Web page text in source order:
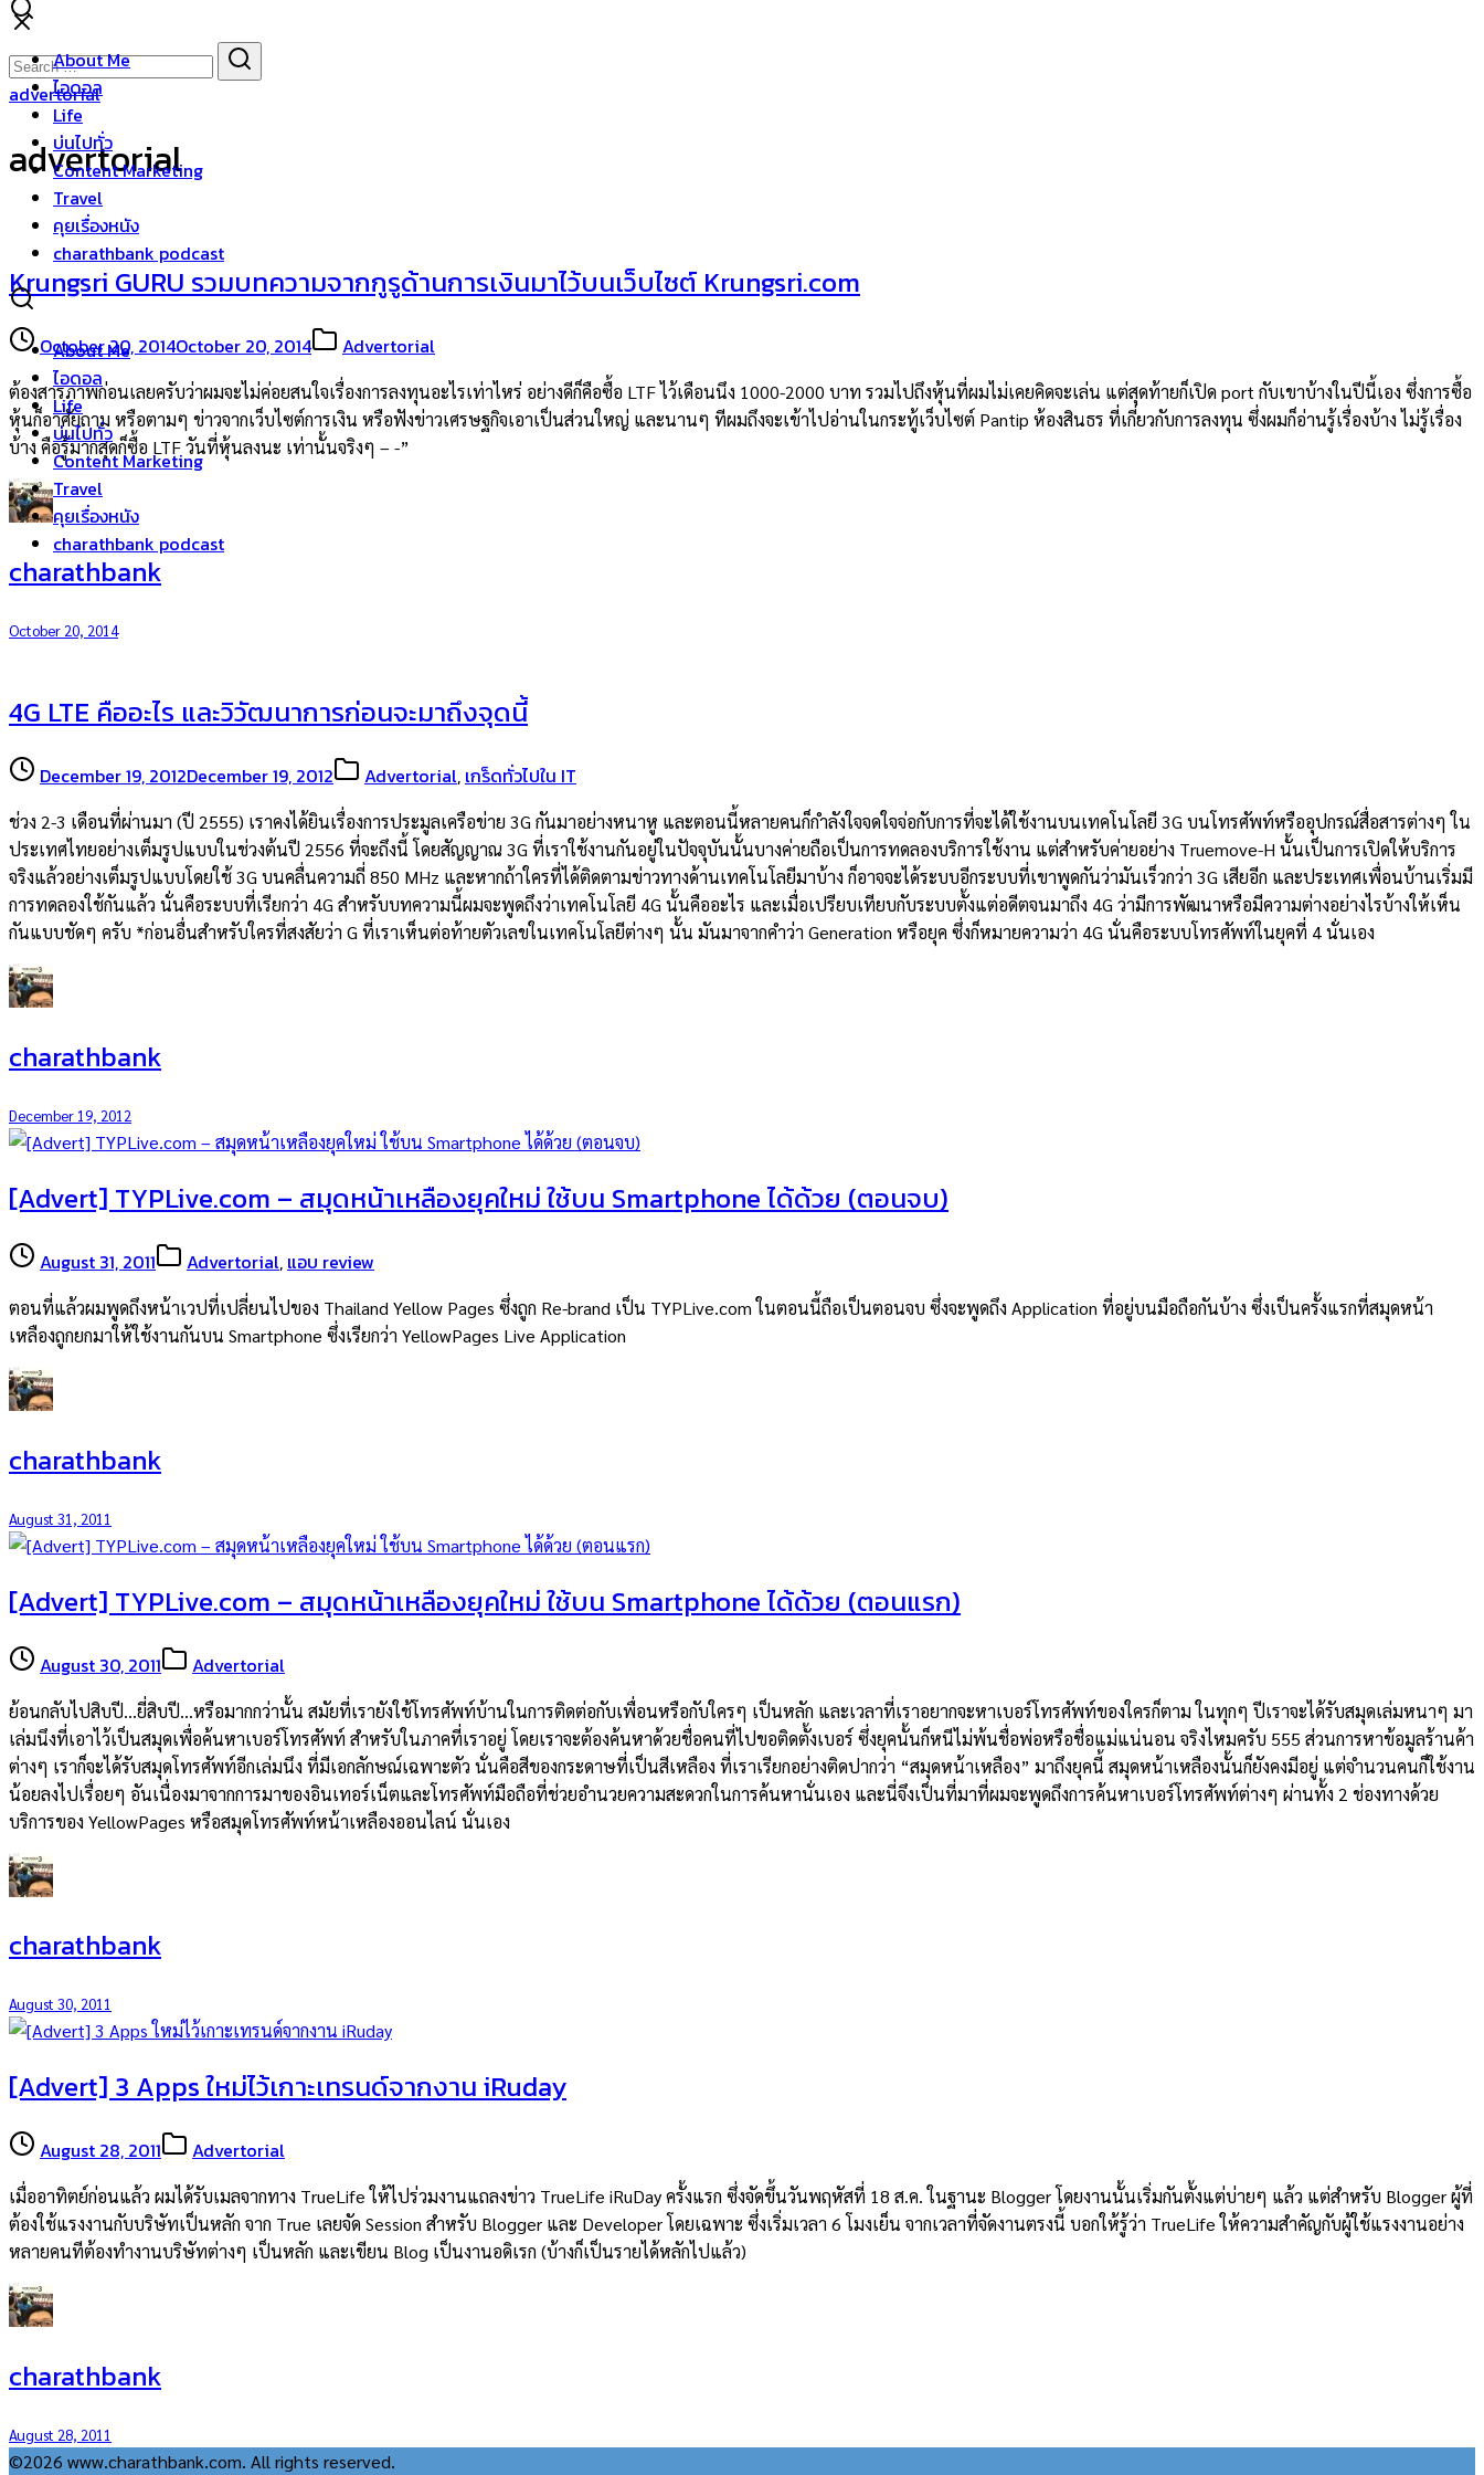
Skip
content
About Me
ไอดอล
Life
บ่นไปทั่ว
Content Marketing
Travel
คุยเรื่องหนัง
charathbank podcast
About Me
ไอดอล
Life
บ่นไปทั่ว
Content Marketing
Travel
คุยเรื่องหนัง
charathbank podcast
Search
for:
advertorial
advertorial
Krungsri GURU รวมบทความจากกูรูด้านการเงินมาไว้บนเว็บไซต์ Krungsri.com
October 20, 2014October 20, 2014 Advertorial
ต้องสารภาพก่อนเลยครับว่าผมจะไม่ค่อยสนใจเรื่องการลงทุนอะไรเท่าไหร่ อย่างดีก็คือซื้อ LTF ไว้เดือนนึง 1000-2000 บาท รวมไปถึงหุ้นที่ผมไม่เคยคิดจะเล่น แต่สุดท้ายก็เปิด port กับเขาบ้างในปีนี้เอง ซึ่งการซื้อ
หุ้นก็อาศัยถาม หรือตามๆ ข่าวจากเว็บไซต์การเงิน หรือฟังข่าวเศรษฐกิจเอาเป็นส่วนใหญ่ และนานๆ ทีผมถึงจะเข้าไปอ่านในกระทู้เว็บไซต์ Pantip ห้องสินธร ที่เกี่ยวกับการลงทุน ซึ่งผมก็อ่านรู้เรื่องบ้าง ไม่รู้เรื่อง
บ้าง คือรู้มากสุดก็ซื้อ LTF วันที่หุ้นลงนะ เท่านั้นจริงๆ – -”
charathbank
October 20, 2014
4G LTE คืออะไร และวิวัฒนาการก่อนจะมาถึงจุดนี้
December 19, 2012December 19, 2012 Advertorial, เกร็ดทั่วไปใน IT
ช่วง 2-3 เดือนที่ผ่านมา (ปี 2555) เราคงได้ยินเรื่องการประมูลเครือข่าย 3G กันมาอย่างหนาหู และตอนนี้หลายคนก็กำลังใจจดใจจ่อกับการที่จะได้ใช้งานบนเทคโนโลยี 3G บนโทรศัพท์หรืออุปกรณ์สื่อสารต่างๆ ใน
ประเทศไทยอย่างเต็มรูปแบบในช่วงต้นปี 2556 ที่จะถึงนี้ โดยสัญญาณ 3G ที่เราใช้งานกันอยู่ในปัจจุบันนั้นบางค่ายถือเป็นการทดลองบริการใช้งาน แต่สำหรับค่ายอย่าง Truemove-H นั้นเป็นการเปิดให้บริการ
จริงแล้วอย่างเต็มรูปแบบโดยใช้ 3G บนคลื่นความถี่ 850 MHz และหากถ้าใครที่ได้ติดตามข่าวทางด้านเทคโนโลยีมาบ้าง ก็อาจจะได้ระบบอีกระบบที่เขาพูดกันว่ามันเร็วกว่า 3G เสียอีก และประเทศเพื่อนบ้านเริ่มมี
การทดลองใช้กันแล้ว นั่นคือระบบที่เรียกว่า 4G สำหรับบทความนี้ผมจะพูดถึงว่าเทคโนโลยี 4G นั้นคืออะไร และเมื่อเปรียบเทียบกับระบบตั้งแต่อดีตจนมาถึง 4G ว่ามีการพัฒนาหรือมีความต่างอย่างไรบ้างให้เห็น
กันแบบชัดๆ ครับ *ก่อนอื่นสำหรับใครที่สงสัยว่า G ที่เราเห็นต่อท้ายตัวเลขในเทคโนโลยีต่างๆ นั้น มันมาจากคำว่า Generation หรือยุค ซึ่งก็หมายความว่า 4G นั่นคือระบบโทรศัพท์ในยุคที่ 4 นั่นเอง
charathbank
December 19, 2012
[Advert] TYPLive.com – สมุดหน้าเหลืองยุคใหม่ ใช้บน Smartphone ได้ด้วย (ตอนจบ)
August 31, 2011 Advertorial, แอบ review
ตอนที่แล้วผมพูดถึงหน้าเวปที่เปลี่ยนไปของ Thailand Yellow Pages ซึ่งถูก Re-brand เป็น TYPLive.com ในตอนนี้ถือเป็นตอนจบ ซึ่งจะพูดถึง Application ที่อยู่บนมือถือกันบ้าง ซึ่งเป็นครั้งแรกที่สมุดหน้า
เหลืองถูกยกมาให้ใช้งานกันบน Smartphone ซึ่งเรียกว่า YellowPages Live Application
charathbank
August 31, 2011
[Advert] TYPLive.com – สมุดหน้าเหลืองยุคใหม่ ใช้บน Smartphone ได้ด้วย (ตอนแรก)
August 30, 2011 Advertorial
ย้อนกลับไปสิบปี…ยี่สิบปี…หรือมากกว่านั้น สมัยที่เรายังใช้โทรศัพท์บ้านในการติดต่อกับเพื่อนหรือกับใครๆ เป็นหลัก และเวลาที่เราอยากจะหาเบอร์โทรศัพท์ของใครก็ตาม ในทุกๆ ปีเราจะได้รับสมุดเล่มหนาๆ มา
เล่มนึงที่เอาไว้เป็นสมุดเพื่อค้นหาเบอร์โทรศัพท์ สำหรับในภาคที่เราอยู่ โดยเราจะต้องค้นหาด้วยชื่อคนที่ไปขอติดตั้งเบอร์ ซึ่งยุคนั้นก็หนีไม่พ้นชื่อพ่อหรือชื่อแม่แน่นอน จริงไหมครับ 555 ส่วนการหาข้อมูลร้านค้า
ต่างๆ เราก็จะได้รับสมุดโทรศัพท์อีกเล่มนึง ที่มีเอกลักษณ์เฉพาะตัว นั่นคือสีของกระดาษที่เป็นสีเหลือง ที่เราเรียกอย่างติดปากว่า “สมุดหน้าเหลือง” มาถึงยุคนี้ สมุดหน้าเหลืองนั้นก็ยังคงมีอยู่ แต่จำนวนคนก็ใช้งาน
น้อยลงไปเรื่อยๆ อันเนื่องมาจากการมาของอินเทอร์เน็ตและโทรศัพท์มือถือที่ช่วยอำนวยความสะดวกในการค้นหานั่นเอง และนี่จึงเป็นที่มาที่ผมจะพูดถึงการค้นหาเบอร์โทรศัพท์ต่างๆ ผ่านทั้ง 2 ช่องทางด้วย
บริการของ YellowPages หรือสมุดโทรศัพท์หน้าเหลืองออนไลน์ นั่นเอง
charathbank
August 30, 2011
[Advert] 3 Apps ใหม่ไว้เกาะเทรนด์จากงาน iRuday
August 28, 2011 Advertorial
เมื่ออาทิตย์ก่อนแล้ว ผมได้รับเมลจากทาง TrueLife ให้ไปร่วมงานแถลงข่าว TrueLife iRuDay ครั้งแรก ซึ่งจัดขึ้นวันพฤหัสที่ 18 ส.ค. ในฐานะ Blogger โดยงานนั้นเริ่มกันตั้งแต่บ่ายๆ แล้ว แต่สำหรับ Blogger ผู้ที่
ต้องใช้แรงงานกับบริษัทเป็นหลัก จาก True เลยจัด Session สำหรับ Blogger และ Developer โดยเฉพาะ ซึ่งเริ่มเวลา 6 โมงเย็น จากเวลาที่จัดงานตรงนี้ บอกให้รู้ว่า TrueLife ให้ความสำคัญกับผู้ใช้แรงงานอย่าง
หลายคนทีต้องทำงานบริษัทต่างๆ เป็นหลัก และเขียน Blog เป็นงานอดิเรก (บ้างก็เป็นรายได้หลักไปแล้ว)
charathbank
August 28, 2011
©2026 www.charathbank.com. All rights reserved.